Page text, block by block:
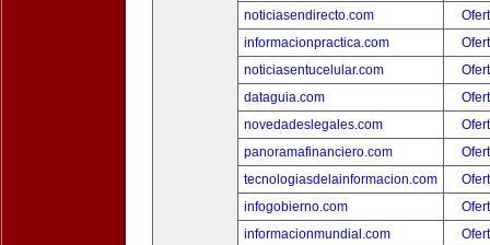
noticiasendirecto.com
informacionpractica.com
noticiasentucelular.com
dataguia.com
novedadeslegales.com
panoramafinanciero.com
tecnologiasdelainformacion.com
infogobierno.com
informacionmundial.com